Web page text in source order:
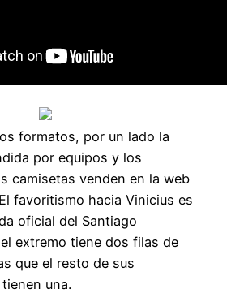
formatos, por un lado la
por equipos y los
camisetas venden en la web
favoritismo hacia Vinicius es
oficial del Santiago
extremo tiene dos filas de
que el resto de sus
una.